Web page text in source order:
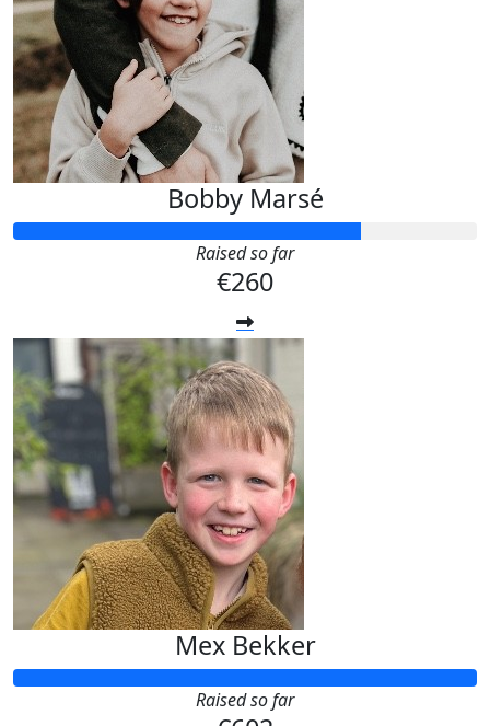
Bobby Marsé
Raised so far
€260
Mex Bekker
Raised so far